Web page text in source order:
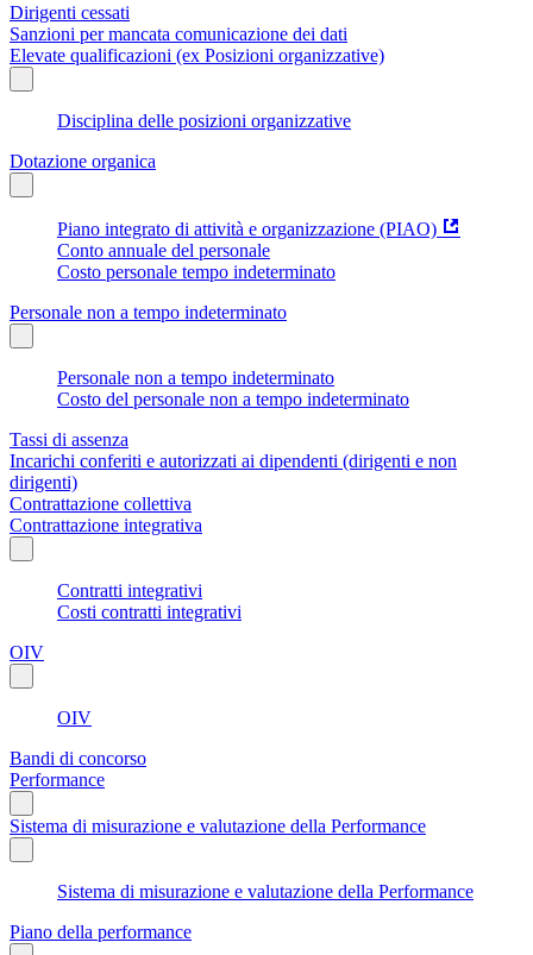
Dirigenti cessati
Sanzioni per mancata comunicazione dei dati
Elevate qualificazioni (ex Posizioni organizzative)
Disciplina delle posizioni organizzative
Dotazione organica
Piano integrato di attività e organizzazione (PIAO)
Conto annuale del personale
Costo personale tempo indeterminato
Personale non a tempo indeterminato
Personale non a tempo indeterminato
Costo del personale non a tempo indeterminato
Tassi di assenza
Incarichi conferiti e autorizzati ai dipendenti (dirigenti e non
dirigenti)
Contrattazione collettiva
Contrattazione integrativa
Contratti integrativi
Costi contratti integrativi
OIV
OIV
Bandi di concorso
Performance
Sistema di misurazione e valutazione della Performance
Sistema di misurazione e valutazione della Performance
Piano della performance